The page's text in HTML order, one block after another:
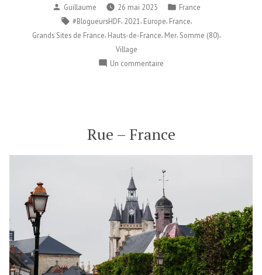
Publié
par
Guillaume 26 mai 2023
Publié
dans
France
Étiquettes :
#BlogueursHDF, 2021, Europe, France,
Grands Sites de France, Hauts-de-France, Mer, Somme (80),
Village
Un commentaire
Rue – France